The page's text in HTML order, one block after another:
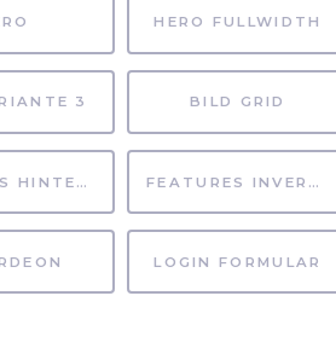
HERO FULLWIDTH
3 BILD GRID
FEATURES HINTERGRUND FEATURES INVERTIERT
LOGIN FORMULAR